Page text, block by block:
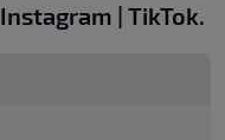
Instagram | TikTok.